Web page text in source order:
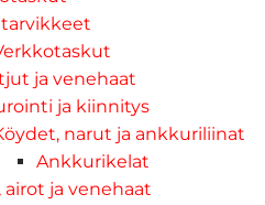
ja venehaat
ja kiinnitys
narut ja ankkuriliinat
Ankkurikelat
airot ja venehaat